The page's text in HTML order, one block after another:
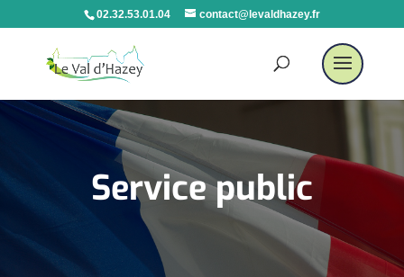
02.32.53.01.04 contact@levaldhazey.fr
Service public